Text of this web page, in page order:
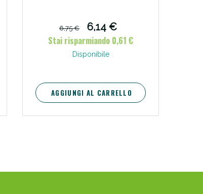
6,75 €
6,14 €
Stai risparmiando 0,61 €
Disponibile
AGGIUNGI AL CARRELLO